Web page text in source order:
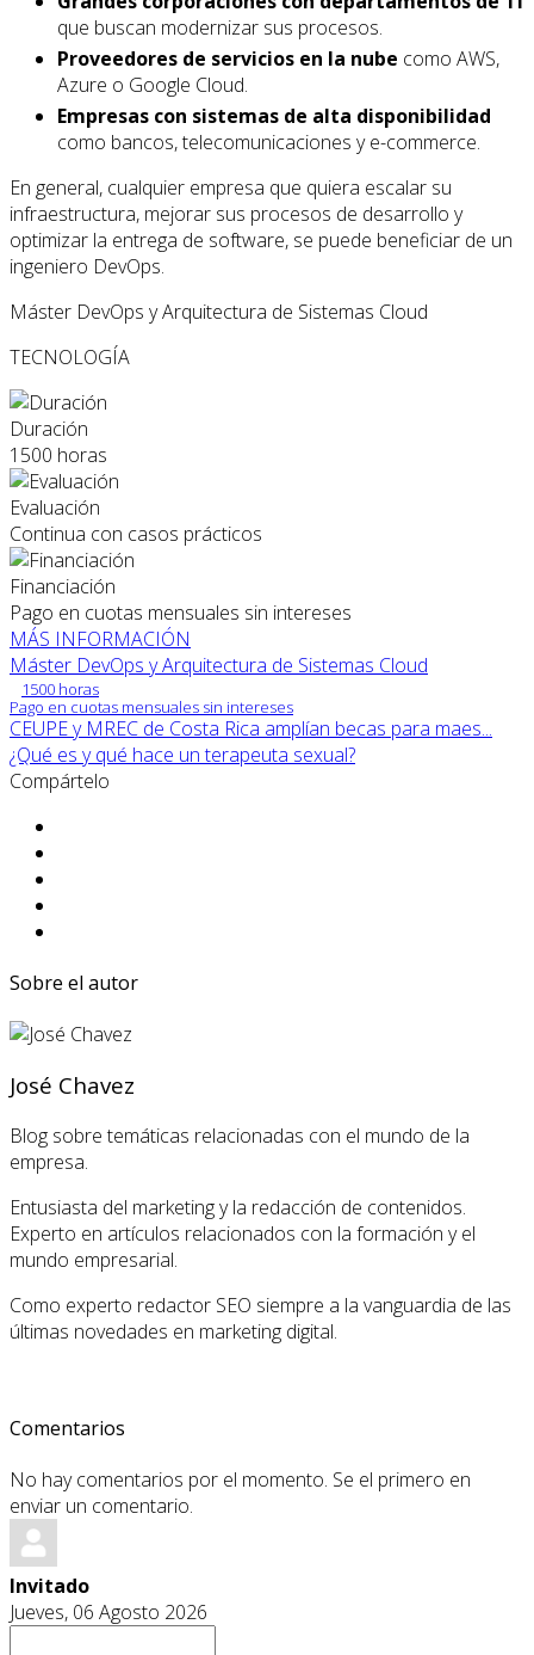
que buscan modernizar sus procesos.
Proveedores de servicios en la nube como AWS,
Azure o Google Cloud.
Empresas con sistemas de alta disponibilidad
como bancos, telecomunicaciones y e-commerce.
En general, cualquier empresa que quiera escalar su
infraestructura, mejorar sus procesos de desarrollo y
optimizar la entrega de software, se puede beneficiar de un
ingeniero DevOps.
Máster DevOps y Arquitectura de Sistemas Cloud
TECNOLOGÍA
Duración
1500 horas
Evaluación
Continua con casos prácticos
Financiación
Pago en cuotas mensuales sin intereses
MÁS INFORMACIÓN
Máster DevOps y Arquitectura de Sistemas Cloud
1500 horas
Pago en cuotas mensuales sin intereses
CEUPE y MREC de Costa Rica amplían becas para maes...
¿Qué es y qué hace un terapeuta sexual?
Compártelo
Sobre el autor
José Chavez
Blog sobre temáticas relacionadas con el mundo de la
empresa.
Entusiasta del marketing y la redacción de contenidos.
Experto en artículos relacionados con la formación y el
mundo empresarial.
Como experto redactor SEO siempre a la vanguardia de las
últimas novedades en marketing digital.
Comentarios
No hay comentarios por el momento. Se el primero en
enviar un comentario.
Invitado
Jueves, 06 Agosto 2026